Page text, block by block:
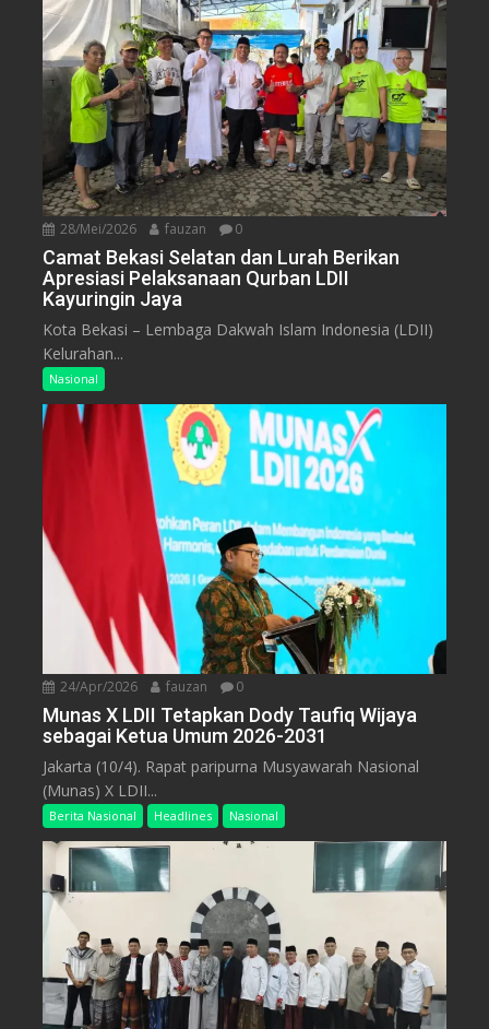
28/Mei/2026 fauzan 0
Camat Bekasi Selatan dan Lurah Berikan
Apresiasi Pelaksanaan Qurban LDII
Kayuringin Jaya
Kota Bekasi – Lembaga Dakwah Islam Indonesia (LDII)
Kelurahan...
Nasional
24/Apr/2026 fauzan 0
Munas X LDII Tetapkan Dody Taufiq Wijaya
sebagai Ketua Umum 2026-2031
Jakarta (10/4). Rapat paripurna Musyawarah Nasional
(Munas) X LDII...
Berita Nasional Headlines Nasional